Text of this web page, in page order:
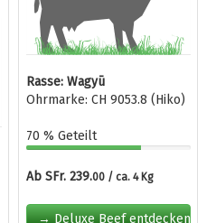
Rasse: Wagyū
Ohrmarke: CH 9053.8 (Hiko)
70 % Geteilt
Ab SFr. 239.00 / ca. 4 Kg
→ Deluxe Beef entdecken